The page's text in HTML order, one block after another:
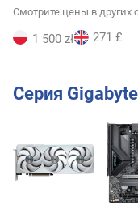
Смотрите цены в других
1 500 zł 271 £
Серия